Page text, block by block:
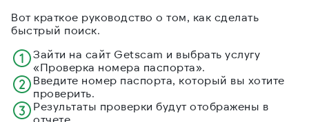
Вот краткое руководство о том, как сделать
быстрый поиск.
Зайти на сайт Getscam и выбрать услугу
«Проверка номера паспорта».
Введите номер паспорта, который вы хотите
проверить.
Результаты проверки будут отображены в
отчете.